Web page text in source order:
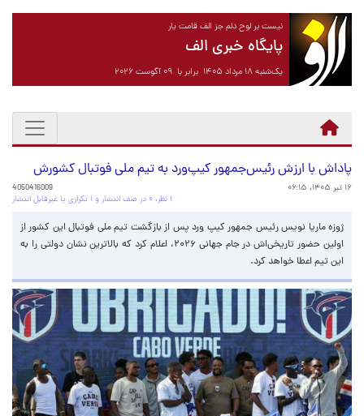
نیست بر لوح دلم جز الف قامت یار
پایگاه خبری الف
یک‌شنبه ۱۸ مرداد ۱۴۰۵ برابر با ۰۹ آگوست ۲۰۲۶
پاداش با ارزش رئیس‌جمهور کیپ‌ورد به تیم ملی فوتبال کشورش
۱۶ تیر ۱۴۰۵، ۰۶:۱۵
4050416009
۱ نظر، ۰ در صف انتشار و ۱ تکراری یا غیرقابل انتشار
ژوزه ماریا نویس رئیس جمهور کیپ ورد پس از بازگشت تیم ملی فوتبال این کشور از
اولین حضور تاریخی‌اش در جام جهانی ۲۰۲۶، اعلام کرد که بالاترین نشان دولتی را به
این تیم اعطا خواهد کرد.